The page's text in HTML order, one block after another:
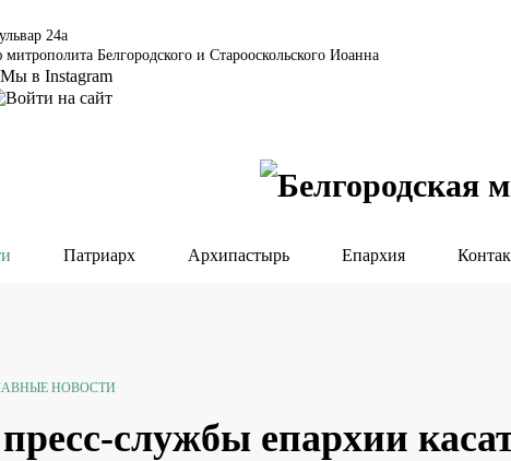
24а
Белгородского и Старооскольского Иоанна
Патриарх Архипастырь Епархия
НОВОСТИ
службы епархии